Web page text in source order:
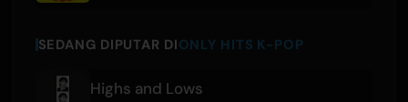
SEDANG DIPUTAR DIONLY HITS K-POP
Highs and Lows